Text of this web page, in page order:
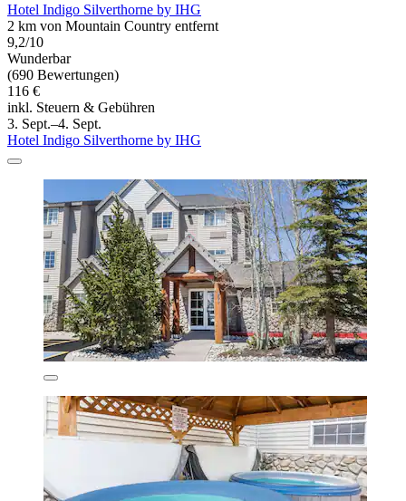
Hotel Indigo Silverthorne by IHG
2 km von Mountain Country entfernt
9,2/10
Wunderbar
(690 Bewertungen)
116 €
inkl. Steuern & Gebühren
3. Sept.–4. Sept.
Hotel Indigo Silverthorne by IHG